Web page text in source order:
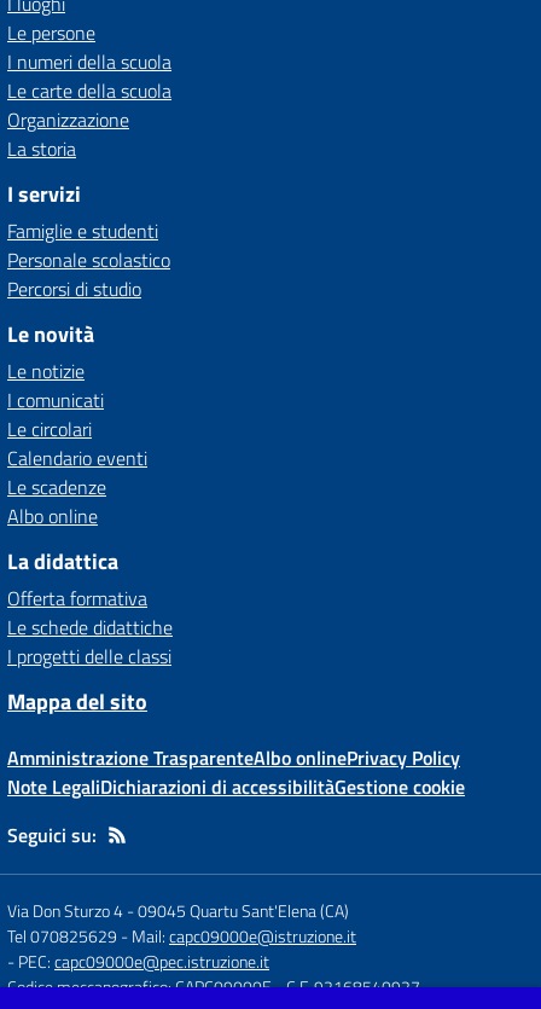
Le persone
I numeri della scuola
Le carte della scuola
Organizzazione
La storia
I servizi
Famiglie e studenti
Personale scolastico
Percorsi di studio
Le novità
Le notizie
I comunicati
Le circolari
Calendario eventi
Le scadenze
Albo online
La didattica
Offerta formativa
Le schede didattiche
I progetti delle classi
Mappa del sito
Amministrazione TrasparenteAlbo onlinePrivacy Policy
Note LegaliDichiarazioni di accessibilitàGestione cookie
Seguici su:
Via Don Sturzo 4-09045 Quartu Sant'Elena (CA)
Tel 070825629 - Mail:capc09000e@istruzione.it
- PEC:capc09000e@pec.istruzione.it
Codice meccanografico: CAPC09000E- C.F. 92168540927